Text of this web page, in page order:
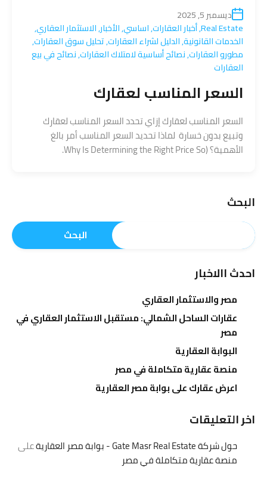
ديسمبر 5, 2025
Real Estate
,أخبار العقارات,اساسي,الأخبار,الاستثمار العقاري,
الخدمات القانونية,الدليل لشراء العقارات,تحليل سوق العقارات,
مطورو العقارات,نصائح أساسية لامتلاك العقارات,نصائح في بيع
العقارات
السعر المناسب لعقارك
السعر المناسب لعقارك إزاي تحدد السعر المناسب لعقارك
وتبيع بدون خسارة لماذا تحديد السعر المناسب أمر بالغ
الأهمية؟ (Why Is Determining the Right Price So.
البحث
البحث
احدث االاخبار
مصر والاستثمار العقاري
عقارات الساحل الشمالي: مستقبل الاستثمار العقاري في
مصر
البوابة العقارية
منصة عقارية متكاملة في مصر
اعرض عقارك على بوابة مصر العقارية
اخر التعليقات
حول شركة Gate Masr Real Estate - بوابة مصر العقارية
على
منصة عقارية متكاملة في مصر